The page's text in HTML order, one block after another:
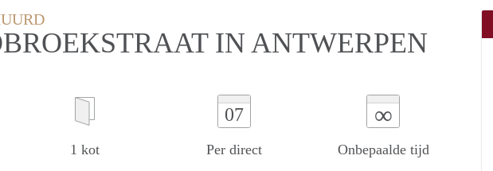
IN ANTWERPEN
1 kot
07
Per direct
∞
Onbepaalde tijd